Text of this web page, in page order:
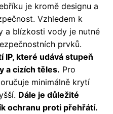
je kromě designu a
Vzhledem k
a blízkosti vody je nutné
prvků.
které udává stupeň
a cizích těles. Pro
minimálně krytí
Dále je důležité
ochranu proti přehřátí.